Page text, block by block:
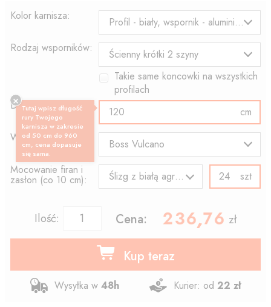
Kolor karnisza:
Profil - biały, wspornik - aluminium
Rodzaj wsporników:
Ścienny krótki 2 szyny
Takie same koncowki na wszystkich
profilach
Długość profilu:
cm
Wzór końcówki:
Boss Vulcano
Mocowanie firan i
zasłon (co 10 cm): Ślizg z białą agrafką szt
Ilość: Cena: , zł
Kup teraz
Wysyłka w 48h Kurier: od 22 zł
Tutaj wpisz długość
rury Twojego
karnisza w zakresie
od 50 cm do 960
cm, cena dopasuje
się sama.